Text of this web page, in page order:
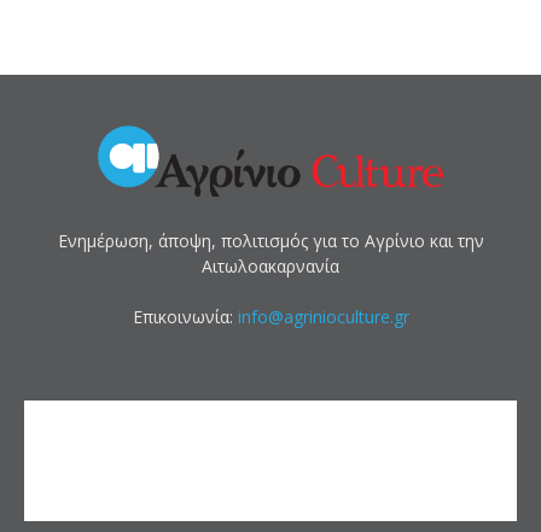
Ενημέρωση, άποψη, πολιτισμός για το Αγρίνιο και την
Αιτωλοακαρνανία
Επικοινωνία: info@agrinioculture.gr